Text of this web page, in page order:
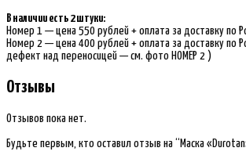
В наличии есть 2 штуки:
Номер 1 — цена 550 рублей + оплата за доставку по
Номер 2 — цена 400 рублей + оплата за доставку по
дефект над переносицей — см. фото НОМЕР 2 )
Отзывы
Отзывов пока нет.
Будьте первым, кто оставил отзыв на “Маска